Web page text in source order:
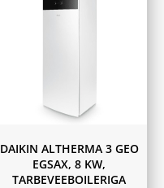
DAIKIN ALTHERMA 3 GEO
EGSAX, 8 KW,
TARBEVEEBOILERIGA